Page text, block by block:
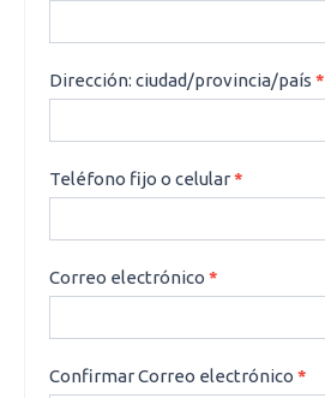
Dirección: ciudad/provincia/país*
Teléfono fijo o celular*
Correo electrónico*
Confirmar Correo electrónico*